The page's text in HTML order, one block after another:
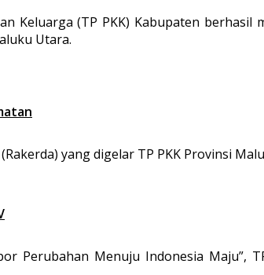
Keluarga (TP PKK) Kabupaten
Utara.
yang digelar TP PKK Provinsi
Perubahan Menuju Indonesia